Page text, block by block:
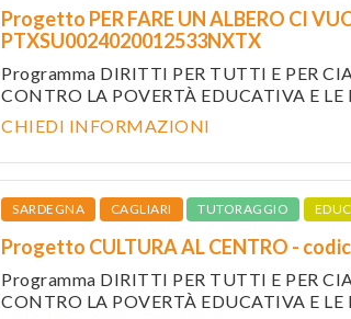
Progetto PER FARE UN ALBERO CI
PTXSU0024020012533NXTX
Programma DIRITTI PER TUTTI E PER
CONTRO LA POVERTÀ EDUCATIVA E
CHIEDI INFORMAZIONI
SARDEGNA CAGLIARI TUTORAGGIO
Progetto CULTURA AL CENTRO -
Programma DIRITTI PER TUTTI E PER
CONTRO LA POVERTÀ EDUCATIVA E